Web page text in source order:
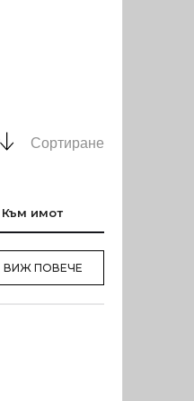
Сортиране
Към имот
ВИЖ ПОВЕЧЕ